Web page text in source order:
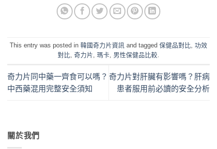
This entry was posted in 韓國奇力片資訊 and tagged 保健品對比, 功效
對比, 奇力片, 瑪卡, 男性保健品比較.
奇力片同中藥一齊食可以嗎？
中西藥混用完整安全須知
奇力片對肝臟有影響嗎？肝病
患者服用前必讀的安全分析
關於我們